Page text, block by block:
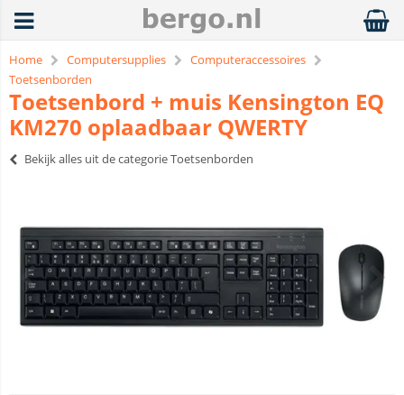
Home Computersupplies
Computeraccessoires
Toetsenborden
Toetsenbord + muis Kensington EQ
KM270 oplaadbaar QWERTY
Bekijk alles uit de categorie Toetsenborden